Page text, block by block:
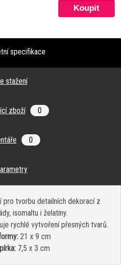
specifikace
stažení
zboží 0
0
pro tvorbu detailních dekorací z
isomaltu i želatiny.
rychlé vytvoření přesných tvarů.
21 x 9 cm
7,5 x 3 cm